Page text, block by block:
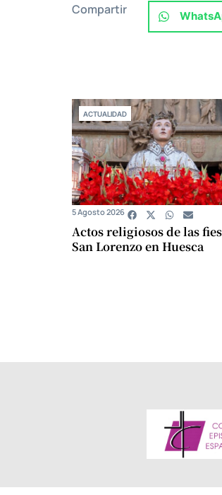
Compartir
ACTUALIDAD
Actos religiosos de las
San Lorenzo en Huesca
5 Agosto 2026